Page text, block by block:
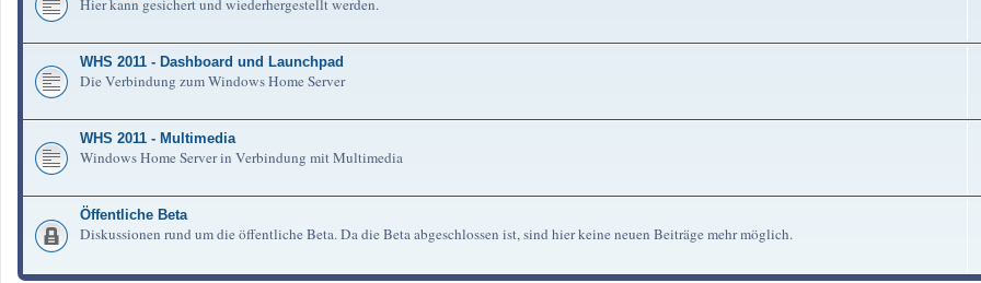
Hier kann gesichert und wiederhergestellt werden.
WHS 2011 - Dashboard und Launchpad
Die Verbindung zum Windows Home Server
WHS 2011 - Multimedia
Windows Home Server in Verbindung mit Multimedia
Öffentliche Beta
Diskussionen rund um die öffentliche Beta. Da die Beta abgeschlossen ist, sind hier keine neuen Beiträge mehr möglich.